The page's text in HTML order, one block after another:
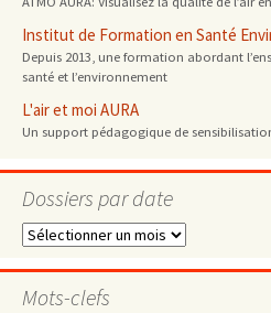
Institut de Formation en Santé
Depuis 2013, une formation abordant
santé et l’environnement
L'air et moi AURA
Un support pédagogique de
Dossiers par date
Dossiers
date
Mots-clefs